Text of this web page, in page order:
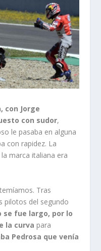
con Jorge
con sudor,
le pasaba en alguna
con rapidez. La
marca italiana era
Tras
pilotos del segundo
se fue largo, por lo
la curva para
Pedrosa que venía